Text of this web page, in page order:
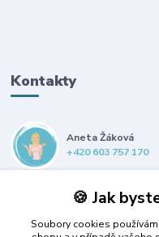
Kontakty
Aneta Žáková
+420 603 757 170
anet@propsiska.cz
🍪 Jak
Soubory cookies